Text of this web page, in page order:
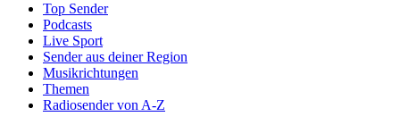
Top Sender
Podcasts
Live Sport
Sender aus deiner Region
Musikrichtungen
Themen
Radiosender von A-Z